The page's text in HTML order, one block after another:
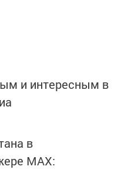
и интересным в
в
MАХ: